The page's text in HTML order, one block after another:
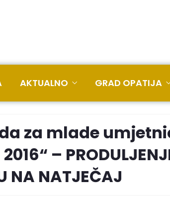
AKTUALNO GRAD OPATIJA
za mlade
–
NA NATJEČAJ